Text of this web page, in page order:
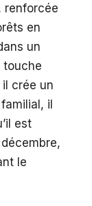
renforcée
en
un
touche
crée un
il
est
le